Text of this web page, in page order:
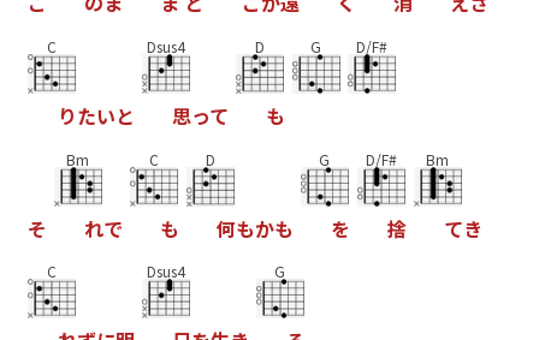
C
りたいと
Dsus4
思って
D
も
G D/F#
そ
Bm
れで
C
も
D
何もかも
G
を
D/F#
捨
Bm
てき
C Dsus4 G